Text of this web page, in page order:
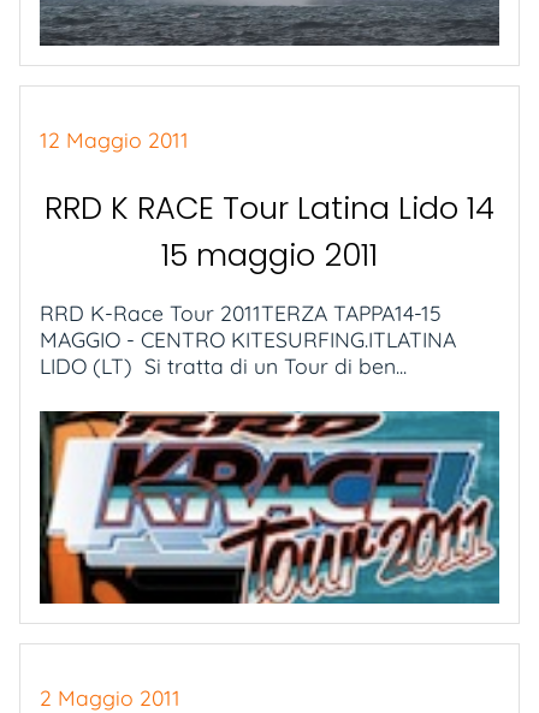
12 Maggio 2011
RRD K RACE Tour Latina Lido 14
15 maggio 2011
RRD K-Race Tour 2011TERZA TAPPA14-15
MAGGIO - CENTRO KITESURFING.ITLATINA
LIDO (LT) Si tratta di un Tour di ben...
2 Maggio 2011